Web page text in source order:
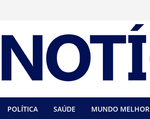
POLÍTICA SAÚDE MUNDO MELHOR